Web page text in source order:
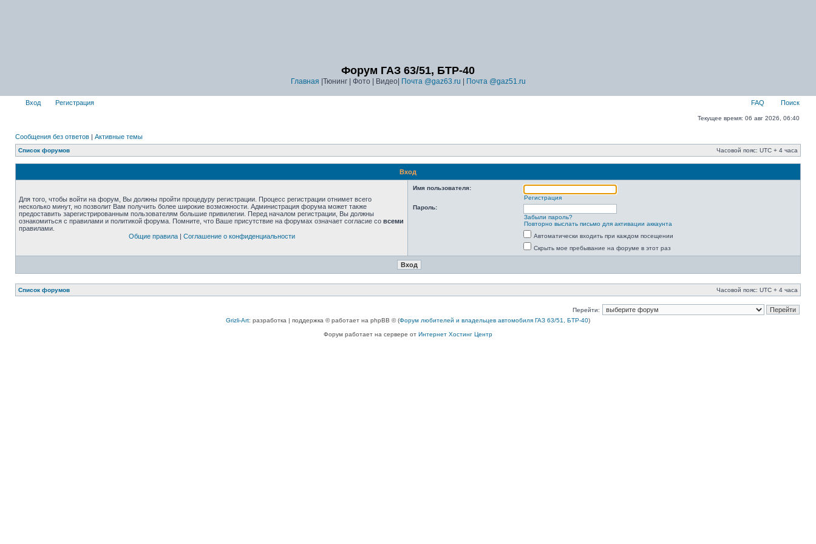
Форум ГАЗ 63/51, БТР-40
Главная |Тюнинг | Фото | Видео| Почта @gaz63.ru Почта @gaz51.ru
Вход Регистрация FAQ Поиск
Текущее время: 06 авг 2026, 06:40
Сообщения без ответов | Активные темы
Список форумов Часовой пояс: UTC + 4 часа
Вход
Для того, чтобы войти на форум, Вы должны пройти процедуру регистрации. Процесс регистрации отнимет всего
несколько минут, но позволит Вам получить более широкие возможности. Администрация форума может также
предоставить зарегистрированным пользователям большие привилегии. Перед началом регистрации, Вы должны
ознакомиться с правилами и политикой форума. Помните, что Ваше присутствие на форумах означает согласие со всеми
правилами.
Общие правила| Соглашение о конфиденциальности
Имя пользователя:
Регистрация
Пароль:
Забыли пароль?
Повторно выслать письмо для активации аккаунта
Автоматически входить при каждом посещении
Скрыть мое пребывание на форуме в этот раз
Список форумов Часовой пояс: UTC + 4 часа
Перейти:
Grizli-Art: разработка | поддержка © работает на phpBB © (Форум любителей и владельцев автомобиля ГАЗ 63/51, БТР-40)
Форум работает на сервере от Интернет Хостинг Центр